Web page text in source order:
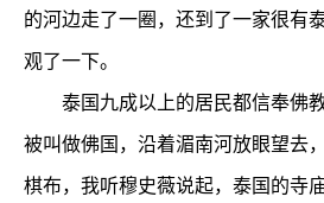
的河边走了一圈，还到了一家很有
观了一下。
泰国九成以上的居民都信奉佛
被叫做佛国，沿着湄南河放眼望去
棋布，我听穆史薇说起，泰国的寺